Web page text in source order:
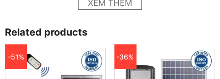
XEM THÊM
Related products
-51% -36%